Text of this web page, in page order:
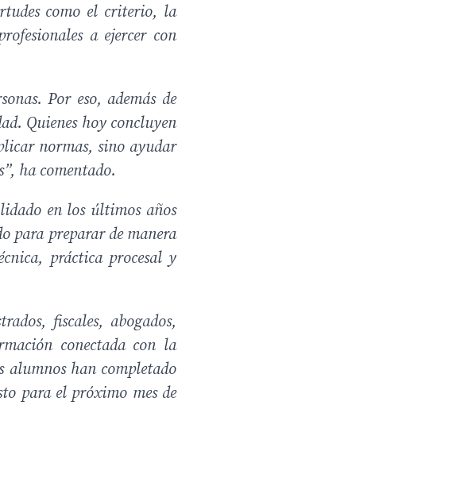
como el criterio, la
a ejercer con
Por eso, además de
Quienes hoy concluyen
normas, sino ayudar
ha comentado.
en los últimos años
para preparar de manera
práctica procesal y
fiscales, abogados,
conectada con la
alumnos han completado
para el próximo mes de